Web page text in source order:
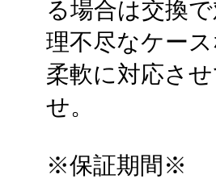
る場合は交換
理不尽なケー
柔軟に対応さ
せ。
※保証期間※